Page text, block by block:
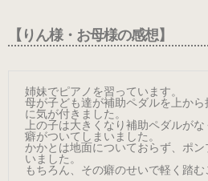
ローヒール 子供サイズ
（21.0～22.0cm）
男女兼用モデル
（エナメル・コンビ）
【りん様・お母様の感想】
姉妹でピアノを習っています。
母が子ども達が補助ペダルを上か
に気が付きました。
上の子は大きくなり補助ペダルが
癖がついてしまいました。
かかとは地面についておらず、ポ
いました。
もちろん、その癖のせいで軽く踏む